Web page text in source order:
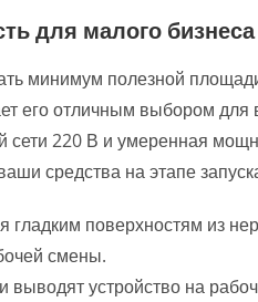
для малого бизнеса
минимум полезной
его отличным выбором
220 В и умеренная
средства на этапе
гладким поверхностям из
смены.
выводят устройство на